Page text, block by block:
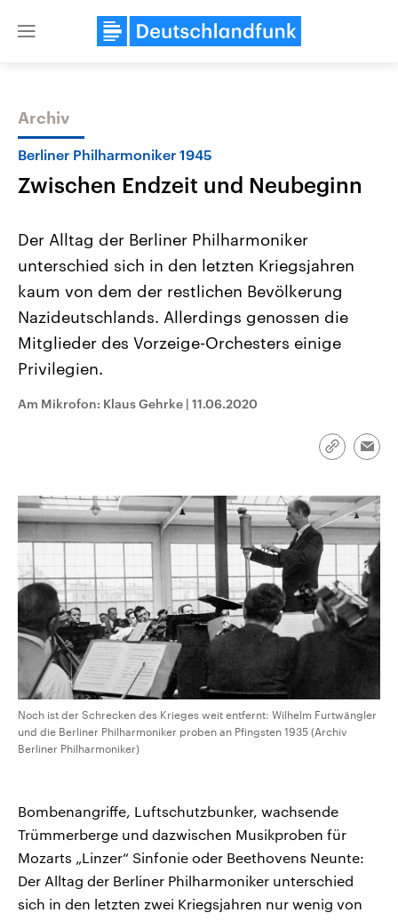
Close
Themen
Landtagswahl Sachsen-Anhalt
2026
Alle Informationen
Sachsen-Anhalt wählt am 6.
September 2026 einen neuen
Landtag. Seit 2021 wird das
Bundesland von einer Koalition aus
CDU, SPD und FDP regiert.-
Aktuelle Beiträge,
Hintergründe
Wirtschaftlich und
aktuelle Weltgeschehen.
Audio-Archiv
Archiv
Berliner Philharmoniker 1945
Zwischen Endzeit und Neubeginn
Der Alltag der Berliner Philharmoniker
unterschied sich in den letzten Kriegsjahren
kaum von dem der restlichen Bevölkerung
Nazideutschlands. Allerdings genossen die
Mitglieder des Vorzeige-Orchesters einige
Privilegien.
Am Mikrofon: Klaus Gehrke | 11.06.2020
Link
Noch ist der Schrecken des Krieges weit entfernt: Wilhelm Furtwängler
und die Berliner Philharmoniker proben an Pfingsten 1935 (Archiv
Berliner Philharmoniker)
Bombenangriffe, Luftschutzbunker, wachsende
Trümmerberge und dazwischen Musikproben für
Mozarts „Linzer“ Sinfonie oder Beethovens Neunte:
Der Alltag der Berliner Philharmoniker unterschied
sich in den letzten zwei Kriegsjahren nur wenig von